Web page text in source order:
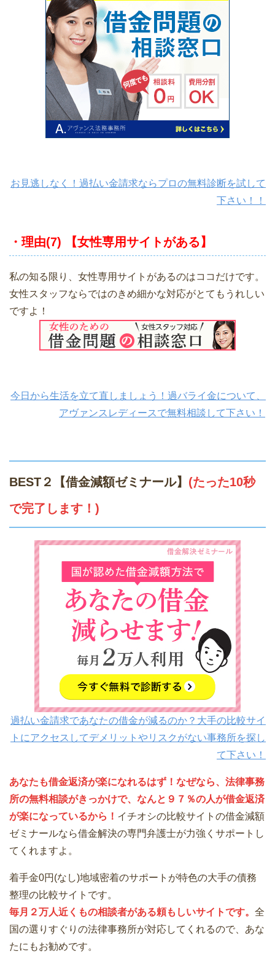
お見逃しなく！過払い金請求ならプロの無料診断を試して
下さい！！
・理由(7) 【女性専用サイトがある】
私の知る限り、女性専用サイトがあるのはココだけです。
女性スタッフならではのきめ細かな対応がとてもうれしい
ですよ！
今日から生活を立て直しましょう！過バライ金について、
アヴァンスレディースで無料相談して下さい！
BEST２【借金減額ゼミナール】 (たった10秒
で完了します！)
過払い金請求であなたの借金が減るのか？大手の比較サイ
トにアクセスしてデメリットやリスクがない事務所を探し
て下さい！
あなたも借金返済が楽になれるはず！なぜなら、法律事務
所の無料相談がきっかけで、なんと９７％の人が借金返済
が楽になっているから！ イチオシの比較サイトの借金減額
ゼミナールなら借金解決の専門弁護士が力強くサポートし
てくれますよ。
着手金0円(なし)地域密着のサポートが特色の大手の債務
整理の比較サイトです。
毎月２万人近くもの相談者がある頼もしいサイトです。 全
国の選りすぐりの法律事務所が対応してくれるので、あな
たにもお勧めです。